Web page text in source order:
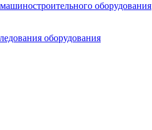
оборудования
оборудования